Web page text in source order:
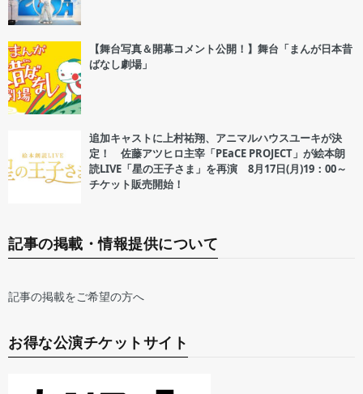
【舞台写真＆開幕コメント公開！】舞台「まんが日本昔
ばなし劇場」
追加キャストに上村祐翔、アニマルハウスユーキが決
定！ 佐藤アツヒロ主宰「PEaCE PROJECT」が絵本朗
読LIVE「星の王子さま」を再演 8月17日(月)19：00～
チケット販売開始！
記事の掲載・情報提供について
記事の掲載をご希望の方へ
お得な公演チケットサイト